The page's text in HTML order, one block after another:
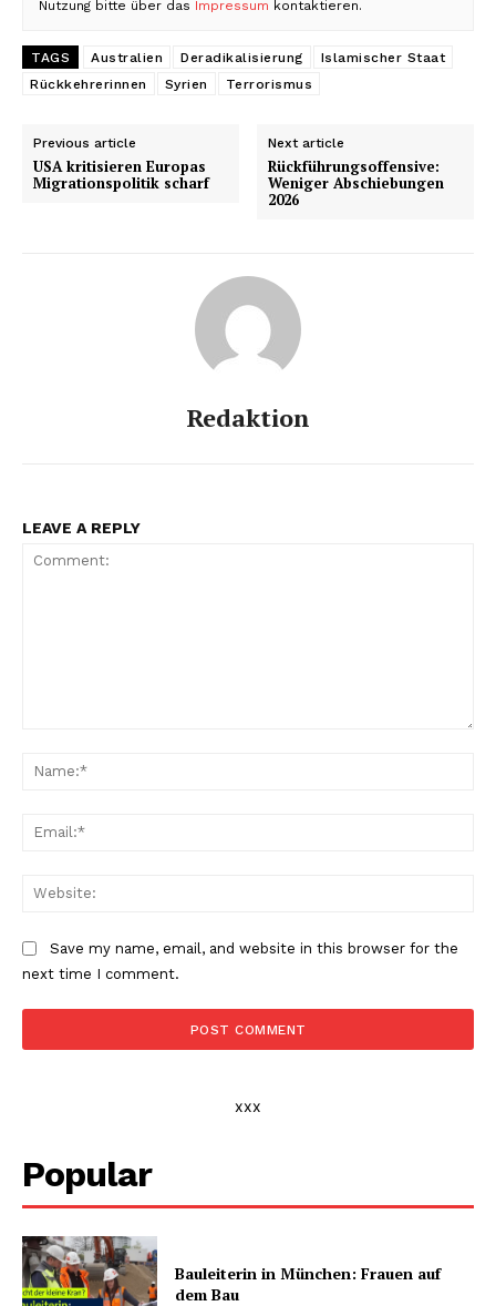
Nutzung bitte über das Impressum kontaktieren.
TAGS Australien Deradikalisierung
Islamischer Staat
Rückkehrerinnen
Syrien Terrorismus
Previous article
USA kritisieren Europas
Migrationspolitik scharf
Next article
Rückführungsoffensive:
Weniger Abschiebungen
2026
Redaktion
LEAVE A REPLY
Save my name, email, and website in this browser for the
next time I comment.
xxx
Popular
Bauleiterin in München: Frauen auf
dem Bau